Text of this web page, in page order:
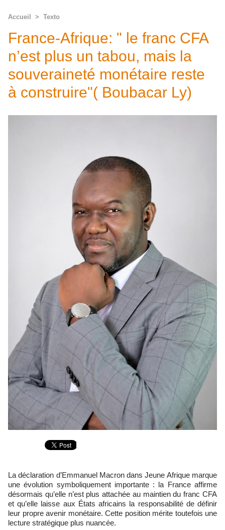
Accueil > Texto
France-Afrique: " le franc CFA
n’est plus un tabou, mais la
souveraineté monétaire reste
à construire"( Boubacar Ly)
La déclaration d’Emmanuel Macron dans Jeune Afrique marque
une évolution symboliquement importante : la France affirme
désormais qu’elle n’est plus attachée au maintien du franc CFA
et qu’elle laisse aux États africains la responsabilité de définir
leur propre avenir monétaire. Cette position mérite toutefois une
lecture stratégique plus nuancée.